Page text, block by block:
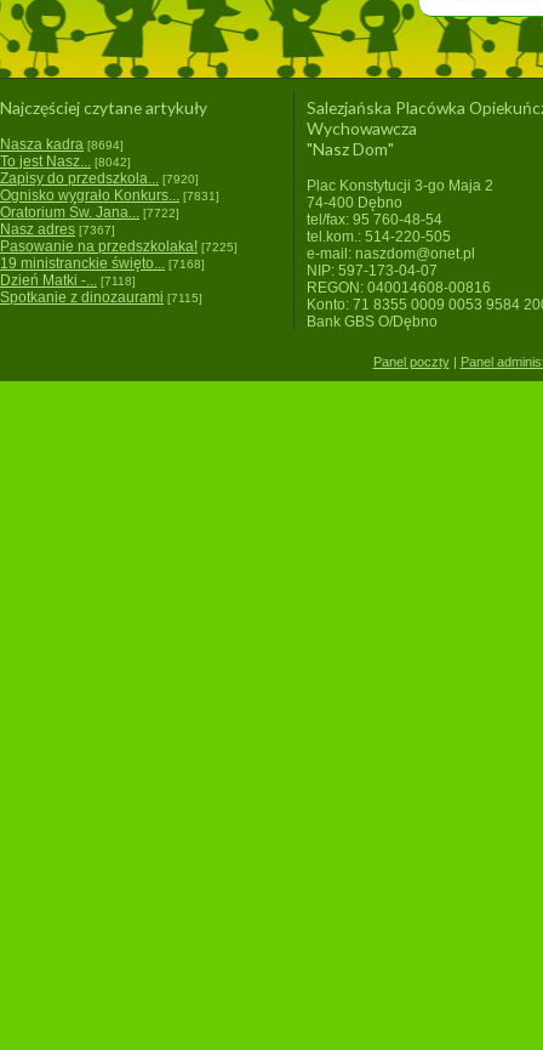
Najczęściej czytane artykuły
Nasza kadra [8694]
To jest Nasz... [8042]
Zapisy do przedszkola... [7920]
Ognisko wygrało Konkurs... [7831]
Oratorium Św. Jana... [7722]
Nasz adres [7367]
Pasowanie na przedszkolaka! [7225]
19 ministranckie święto... [7168]
Dzień Matki -... [7118]
Spotkanie z dinozaurami [7115]
Salezjańska Placówka
Wychowawcza
"Nasz Dom"
Plac Konstytucji 3-go Maja 2
74-400 Dębno
tel/fax: 95 760-48-54
tel.kom.: 514-220-505
e-mail: naszdom@onet.pl
NIP: 597-173-04-07
REGON: 040014608-00816
Konto: 71 8355 0009 0053 9584
Bank GBS O/Dębno
Panel poczty| Panel